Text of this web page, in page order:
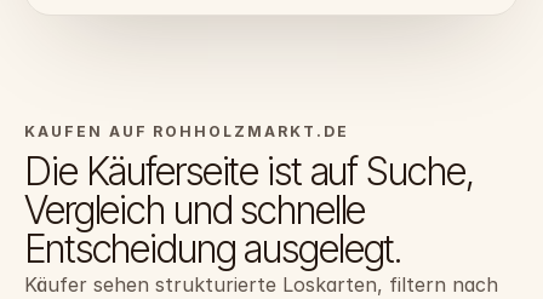
KAUFEN AUF ROHHOLZMARKT.DE
Die Käuferseite ist auf Suche,
Vergleich und schnelle
Entscheidung ausgelegt.
Käufer sehen strukturierte Loskarten, filtern nach